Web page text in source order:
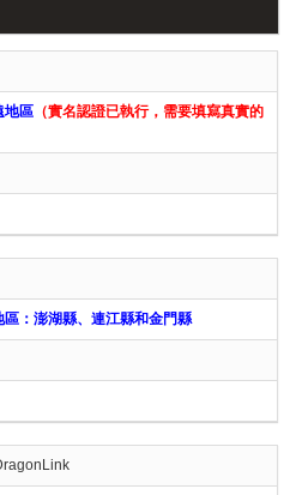
地區 （實名認證已執行，需要填寫真實的
區：澎湖縣、連江縣和金門縣